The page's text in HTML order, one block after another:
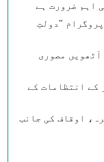
اہم ضرورت ہے
"دولتِ
مصوری
کے انتظامات کے
اوقاف کی جانب